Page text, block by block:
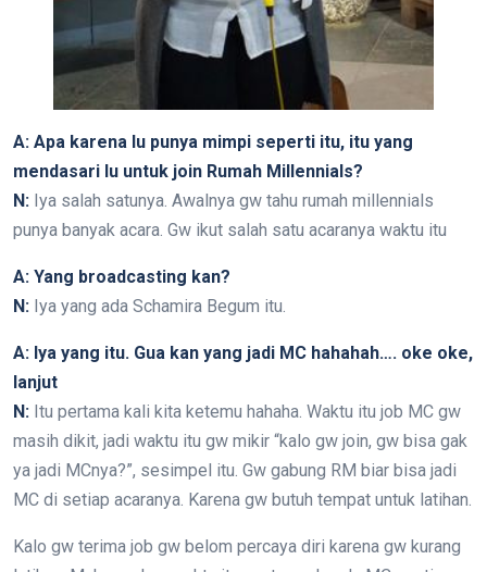
A: Apa karena lu punya mimpi seperti itu, itu yang
mendasari lu untuk join Rumah Millennials?
N: Iya salah satunya. Awalnya gw tahu rumah millennials
punya banyak acara. Gw ikut salah satu acaranya waktu itu
A: Yang broadcasting kan?
N: Iya yang ada Schamira Begum itu.
A: Iya yang itu. Gua kan yang jadi MC hahahah…. oke oke,
lanjut
N: Itu pertama kali kita ketemu hahaha. Waktu itu job MC gw
masih dikit, jadi waktu itu gw mikir “kalo gw join, gw bisa gak
ya jadi MCnya?”, sesimpel itu. Gw gabung RM biar bisa jadi
MC di setiap acaranya. Karena gw butuh tempat untuk latihan.
Kalo gw terima job gw belom percaya diri karena gw kurang